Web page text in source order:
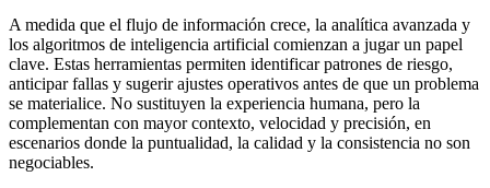
A medida que el flujo de información crece, la analítica avanzada y
los algoritmos de inteligencia artificial comienzan a jugar un papel
clave. Estas herramientas permiten identificar patrones de riesgo,
anticipar fallas y sugerir ajustes operativos antes de que un problema
se materialice. No sustituyen la experiencia humana, pero la
complementan con mayor contexto, velocidad y precisión, en
escenarios donde la puntualidad, la calidad y la consistencia no son
negociables.